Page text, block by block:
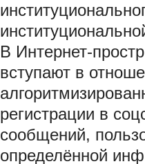
В Интернет-
вступают в
регистрации в
сообщений,
определённой